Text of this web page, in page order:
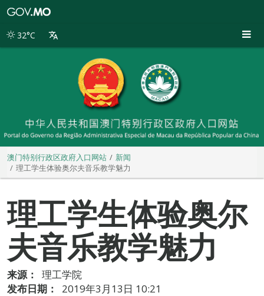
别
32°C
澳门特别行政区政府入口网站
新闻
理工学生体验奥尔夫音乐教学魅力
理工学生体验奥尔
夫音乐教学魅力
来源：
理工学院
发布日期：
2019年3月13日 10:21